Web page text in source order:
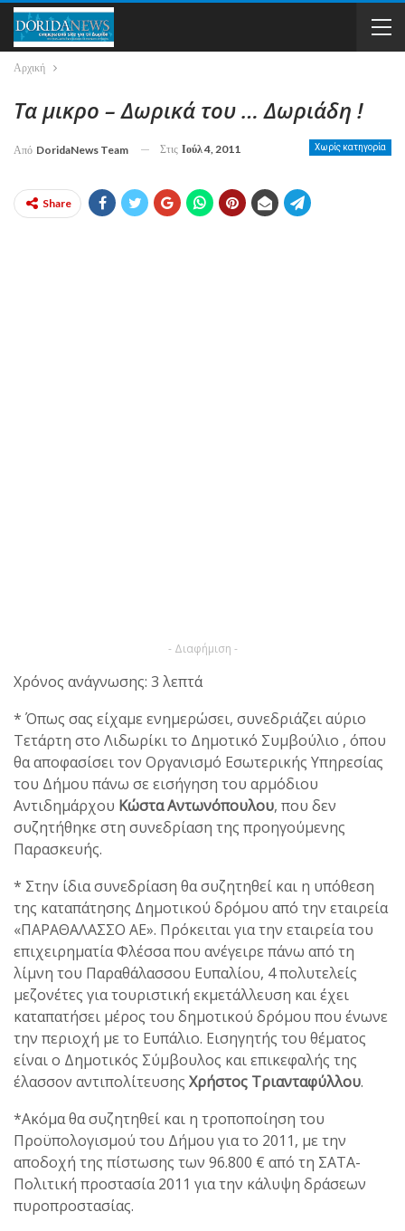
Αρχική
Τα μικρο – Δωρικά του … Δωριάδη !
Χωρίς κατηγορία
Από DoridaNews Team Στις Ιούλ 4, 2011
Share
- Διαφήμιση -
Χρόνος ανάγνωσης: 3 λεπτά
* Όπως σας είχαμε ενημερώσει, συνεδριάζει αύριο
Τετάρτη στο Λιδωρίκι το Δημοτικό Συμβούλιο , όπου
θα αποφασίσει τον Οργανισμό Εσωτερικής Υπηρεσίας
του Δήμου πάνω σε εισήγηση του αρμόδιου
Αντιδημάρχου Κώστα Αντωνόπουλου, που δεν
συζητήθηκε στη συνεδρίαση της προηγούμενης
Παρασκευής.
* Στην ίδια συνεδρίαση θα συζητηθεί και η υπόθεση
της καταπάτησης Δημοτικού δρόμου από την εταιρεία
«ΠΑΡΑΘΑΛΑΣΣΟ ΑΕ». Πρόκειται για την εταιρεία του
επιχειρηματία Φλέσσα που ανέγειρε πάνω από τη
λίμνη του Παραθάλασσου Ευπαλίου, 4 πολυτελείς
μεζονέτες για τουριστική εκμετάλλευση και έχει
καταπατήσει μέρος του δημοτικού δρόμου που ένωνε
την περιοχή με το Ευπάλιο. Εισηγητής του θέματος
είναι ο Δημοτικός Σύμβουλος και επικεφαλής της
έλασσον αντιπολίτευσης Χρήστος Τριανταφύλλου.
*Ακόμα θα συζητηθεί και η τροποποίηση του
Προϋπολογισμού του Δήμου για το 2011, με την
αποδοχή της πίστωσης των 96.800 € από τη ΣΑΤΑ-
Πολιτική προστασία 2011 για την κάλυψη δράσεων
πυροπροστασίας.